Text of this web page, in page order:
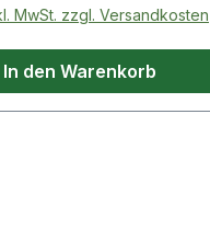
MwSt. zzgl. Versandkosten
In den Warenkorb